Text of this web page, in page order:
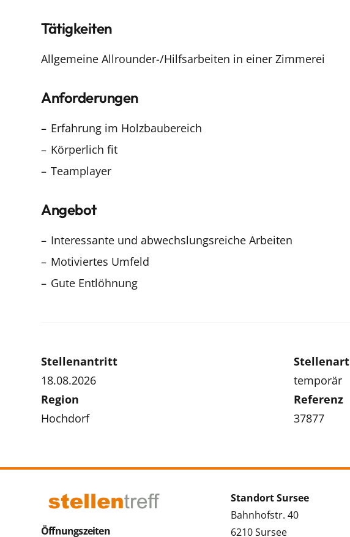
Tätigkeiten
Allgemeine Allrounder-/Hilfsarbeiten in einer Zimmerei
Anforderungen
Erfahrung im Holzbaubereich
Körperlich fit
Teamplayer
Angebot
Interessante und abwechslungsreiche Arbeiten
Motiviertes Umfeld
Gute Entlöhnung
Stellenantritt
18.08.2026
Stellenart
temporär
Region
Hochdorf
Referenz
37877
Öffnungszeiten
Standort Sursee
Bahnhofstr. 40
6210 Sursee